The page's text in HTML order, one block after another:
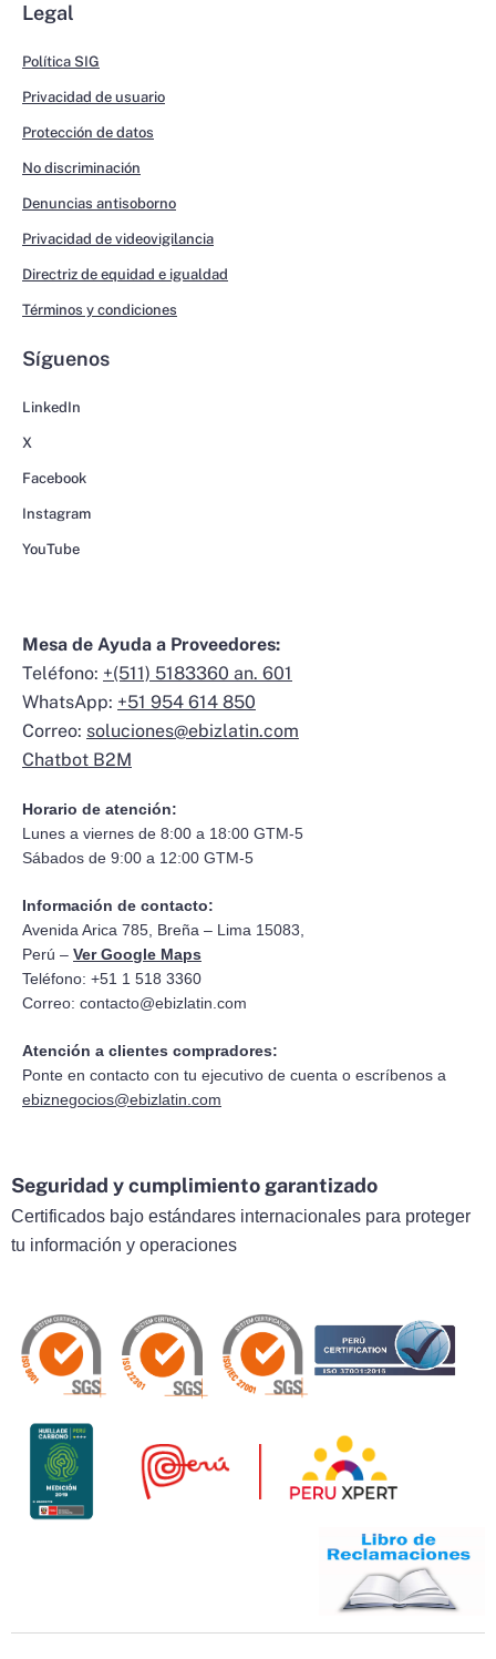
Legal
Política SIG
Privacidad de usuario
Protección de datos
No discriminación
Denuncias antisoborno
Privacidad de videovigilancia
Directriz de equidad e igualdad
Términos y condiciones
Síguenos
LinkedIn
X
Facebook
Instagram
YouTube
Mesa de Ayuda a Proveedores:
Teléfono: +(511) 5183360 an. 601
WhatsApp: +51 954 614 850
Correo: soluciones@ebizlatin.com
Chatbot B2M
Horario de atención:
Lunes a viernes de 8:00 a 18:00 GTM-5
Sábados de 9:00 a 12:00 GTM-5
Información de contacto:
Avenida Arica 785, Breña – Lima 15083,
Perú – Ver Google Maps
Teléfono: +51 1 518 3360
Correo: contacto@ebizlatin.com
Atención a clientes compradores:
Ponte en contacto con tu ejecutivo de cuenta o escríbenos a
ebiznegocios@ebizlatin.com
Seguridad y cumplimiento garantizado
Certificados bajo estándares internacionales para proteger
tu información y operaciones